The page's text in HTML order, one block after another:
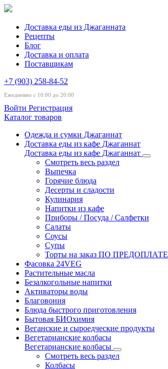
Доставка еды из Джаганната
Рецепты
Блог
Доставка и оплата
Поставщикам
+7 (903) 258-84-52
Ежедневно с 10:00 до 20:00
Войти Регистрация
Каталог товаров
Одежда и сумки Джаганнат
Доставка еды из кафе Джаганнат
Доставка еды из кафе Джаганнат
Смотреть весь раздел
Выпечка
Горячие блюда
Десерты и сладости
Кулинария
Напитки из кафе
Приборы / Посуда / Салфетки
Салаты
Соусы
Супы
Торты на заказ ПО ПРЕДОПЛАТЕ
Фасовка 24VEG
Растительные масла
Безалкогольные напитки
Активаторы воды
Благовония
Блюда быстрого приготовления
Бытовая БИОхимия
Веганские и сыроедческие продукты
Вегетарианские колбасы
Вегетарианские колбасы
Смотреть весь раздел
Колбасы